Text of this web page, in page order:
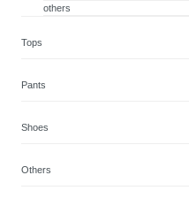
others
Tops
Pants
Shoes
Others